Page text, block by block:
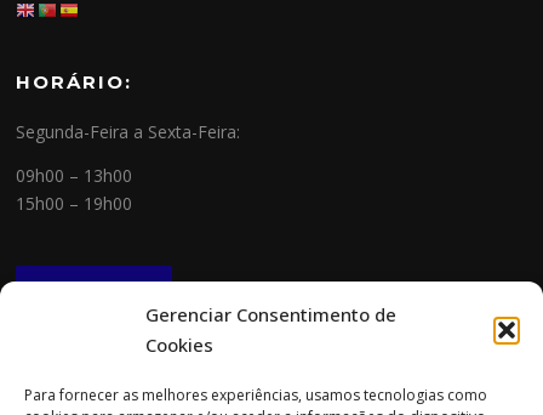
Gerenciar Consentimento de
Cookies
Para fornecer as melhores experiências, usamos tecnologias como
HORÁRIO:
Segunda-Feira a Sexta-Feira:
09h00 – 13h00
15h00 – 19h00